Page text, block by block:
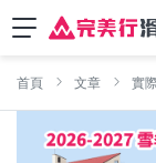
首頁 文章 實